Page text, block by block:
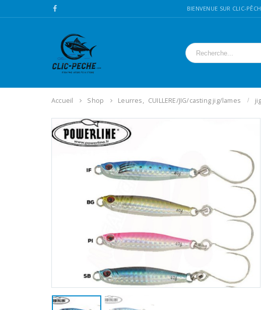
BIENVENUE SUR CLIC-
Accueil Shop Leurres, CUILLERE/JIG/casting jig/lames